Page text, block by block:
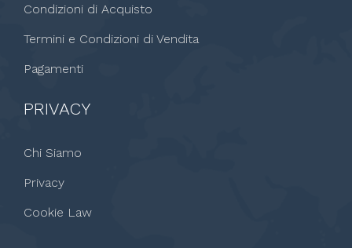
Condizioni di Acquisto
Termini e Condizioni di Vendita
Pagamenti
PRIVACY
Chi Siamo
Privacy
Cookie Law